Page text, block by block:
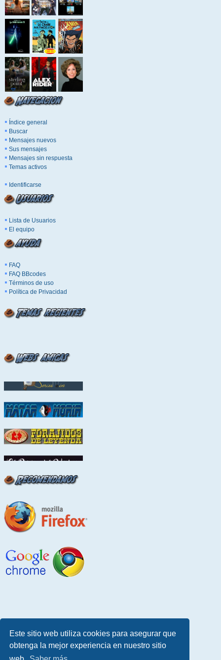
Este sitio web utiliza cookies para asegurar que
obtenga la mejor experiencia en nuestro sitio
Índice general
Buscar
Mensajes nuevos
Sus mensajes
Mensajes sin respuesta
Temas activos
Identificarse
Lista de Usuarios
El equipo
FAQ
FAQ BBcodes
Términos de uso
Política de Privacidad